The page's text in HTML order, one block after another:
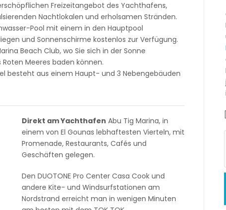
Freizeitangebot des Yachthafens,
Nachtlokalen und erholsamen Stränden.
Pool mit einem in den Hauptpool
und Sonnenschirme kostenlos zur Verfügung.
Beach Club, wo Sie sich in der Sonne
Meeres baden können.
besteht aus einem Haupt- und 3 Nebengebäuden
Direkt am Yachthafen Abu Tig Marina, in
einem von El Gounas lebhaftesten Vierteln, mit
Promenade, Restaurants, Cafés und
Geschäften gelegen.
Den DUOTONE Pro Center Casa Cook und
andere Kite- und Windsurfstationen am
Nordstrand erreicht man in wenigen Minuten